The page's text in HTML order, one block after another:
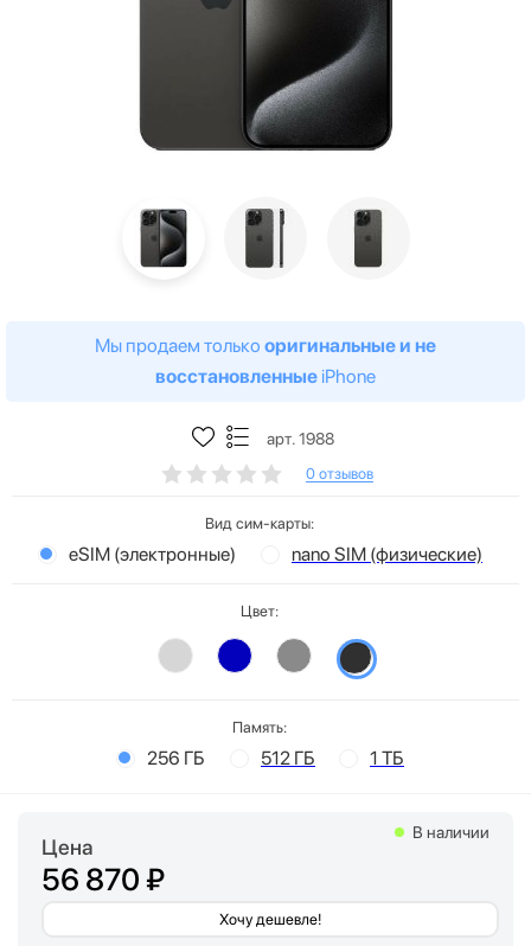
Мы продаем только оригинальные и не
восстановленные iPhone
арт. 1988
0 отзывов
Вид сим-карты:
eSIM (электронные) nano SIM (физические)
Цвет:
Память:
256 ГБ 512 ГБ 1 ТБ
Цена
56 870 ₽
Хочу дешевле!
В наличии